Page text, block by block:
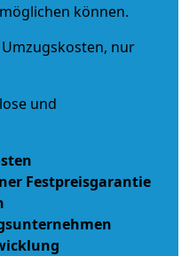
können.
Umzugskosten, nur
und
Festpreisgarantie